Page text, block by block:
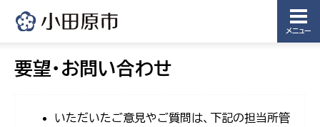
メニュー
要望・お問い合わせ
いただいたご意見やご質問は、下記の担当所管